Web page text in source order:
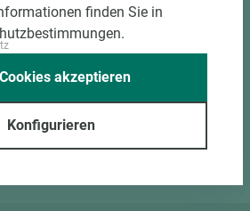
finden Sie in
Konfigurieren
akzeptieren